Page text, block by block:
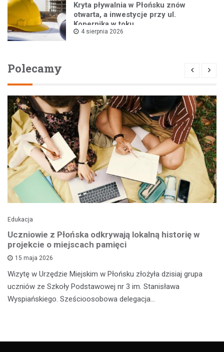
Kryta pływalnia w Płońsku znów
otwarta, a inwestycje przy ul.
Kopernika w toku
4 sierpnia 2026
Polecamy
Edukacja
Uczniowie z Płońska odkrywają lokalną historię w
projekcie o miejscach pamięci
15 maja 2026
Wizytę w Urzędzie Miejskim w Płońsku złożyła dzisiaj grupa
uczniów ze Szkoły Podstawowej nr 3 im. Stanisława
Wyspiańskiego. Sześcioosobowa delegacja…